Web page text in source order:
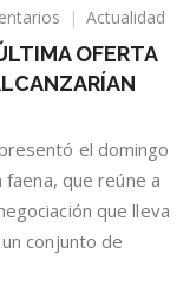
en
ESCONDIDA
ENTREGA
A
SINDICATO
N°1:
BENEFICIOS
ALCANZARÍAN
Actualidad
OFERTA
el domingo
que reúne a
que lleva
conjunto de